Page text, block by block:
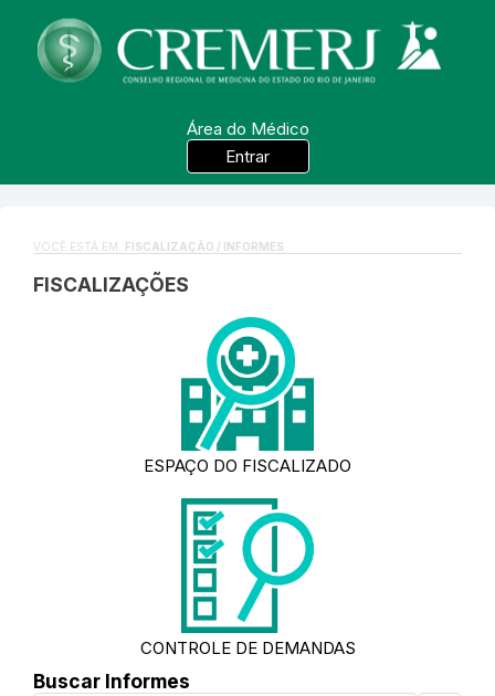
Área do Médico
Entrar
VOCÊ ESTÁ EM: FISCALIZAÇÃO / INFORMES
FISCALIZAÇÕES
ESPAÇO DO FISCALIZADO
CONTROLE DE DEMANDAS
Buscar Informes